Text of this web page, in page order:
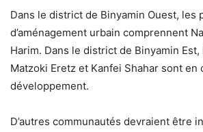
Dans le district de Binyamin Ouest, les
d’aménagement urbain comprennent
Harim. Dans le district de Binyamin
Matzoki Eretz et Kanfei Shahar sont en
développement.
D’autres communautés devraient être